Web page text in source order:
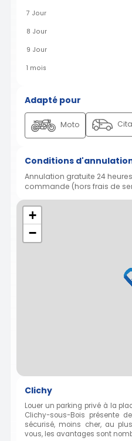
7 Jour
8 Jour
9 Jour
1 mois
Adapté pour
Moto
Conditions
Annulation gratuite 24
commande (hors frais de
+
−
Clichy
Louer un parking privé à la
Clichy-sous-Bois présente
sécurisé, moins cher, au
vous, les avantages sont